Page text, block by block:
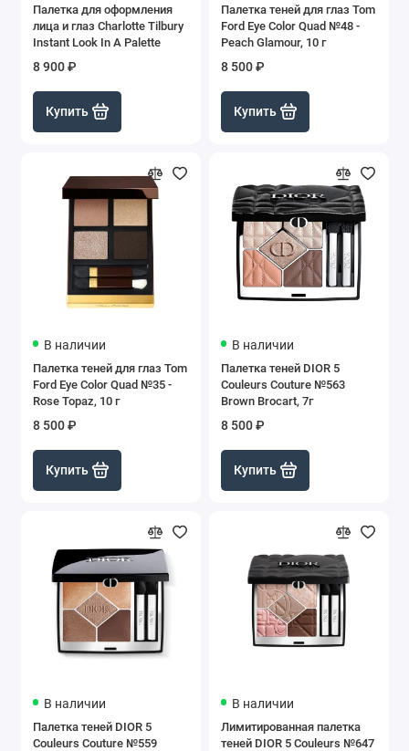
Палетка для оформления
лица и глаз Charlotte Tilbury
Instant Look In A Palette
8 900 ₽
Купить
Палетка теней для глаз Tom
Ford Eye Color Quad №48 -
Peach Glamour, 10 г
8 500 ₽
Купить
В наличии
Палетка теней для глаз Tom
Ford Eye Color Quad №35 -
Rose Topaz, 10 г
8 500 ₽
Купить
В наличии
Палетка теней DIOR 5
Couleurs Couture №563
Brown Brocart, 7г
8 500 ₽
Купить
В наличии
Палетка теней DIOR 5
Couleurs Couture №559
В наличии
Лимитированная палетка
теней DIOR 5 Couleurs №647